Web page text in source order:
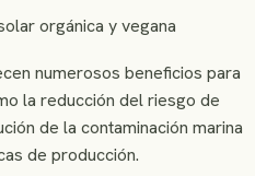
orgánica y vegana
numerosos beneficios para
la reducción del riesgo de
de la contaminación marina
de producción.